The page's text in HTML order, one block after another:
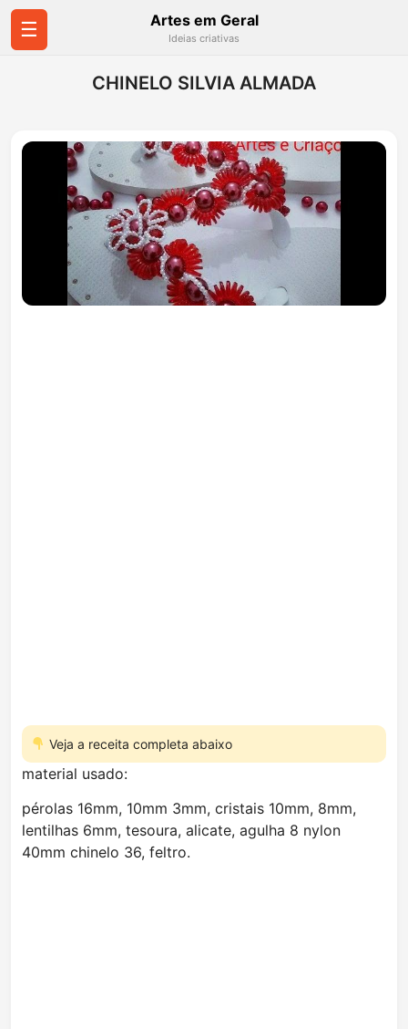
☰ Artes em Geral
Ideias criativas
CHINELO SILVIA ALMADA
Veja a receita completa abaixo
material usado:
pérolas 16mm, 10mm 3mm, cristais 10mm, 8mm,
lentilhas 6mm, tesoura, alicate, agulha 8 nylon
40mm chinelo 36, feltro.